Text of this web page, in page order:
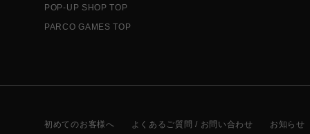
POP-UP SHOP TOP
PARCO GAMES TOP
初めてのお客様へ よくあるご質問 / お問い合わせ お知らせ